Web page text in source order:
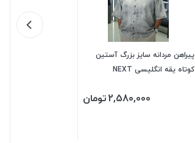
پیراهن مردانه سایز بزرگ آستین
کوتاه یقه انگلیسی NEXT
2,580,000تومان